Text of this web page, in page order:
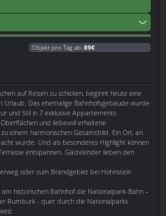
Objekt pro Tag ab: 89€
auf Reisen zu schicken, beginnt heute eine
Urlaub. Das ehemalige Bahnhofsgebäude wurde
und Stil in 7 exklusive Appartements
und liebevoll erhaltene
einem harmonischen Gesamtbild. Ein Ort, an
wurde. Und als besonderes Highlight können
entspannen. Gästekinder lieben den
oder zum Brandgebiet bei Hohnstein
historischen Bahnhof die Nationalpark-Bahn –
Rumburk - quer durch die Nationalparks